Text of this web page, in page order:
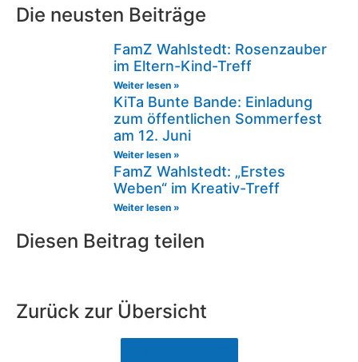
Die neusten Beiträge
FamZ Wahlstedt: Rosenzauber
im Eltern-Kind-Treff
Weiter lesen »
KiTa Bunte Bande: Einladung
zum öffentlichen Sommerfest
am 12. Juni
Weiter lesen »
FamZ Wahlstedt: „Erstes
Weben“ im Kreativ-Treff
Weiter lesen »
Diesen Beitrag teilen
Zurück zur Übersicht